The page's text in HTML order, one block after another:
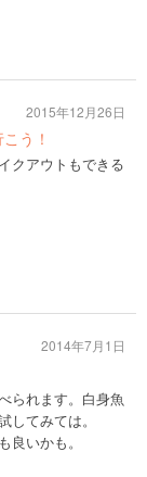
う！
クアウトもできる
2015年12月26日
られます。白身魚
てみては。
いかも。
2014年7月1日